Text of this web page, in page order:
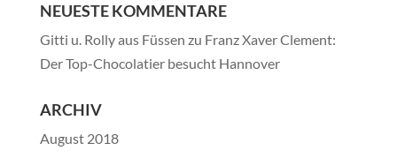
NEUESTE KOMMENTARE
Gitti u. Rolly aus Füssen zu Franz Xaver Clement:
Der Top-Chocolatier besucht Hannover
ARCHIV
August 2018